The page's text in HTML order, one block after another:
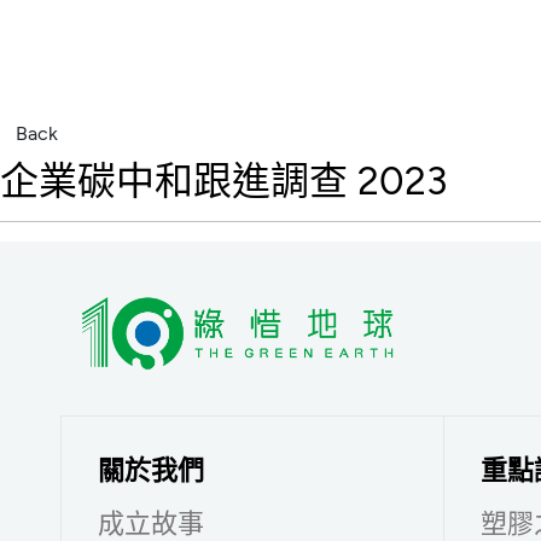
Back
企業碳中和跟進調查 2023
關於我們
成立故事
重點
塑膠